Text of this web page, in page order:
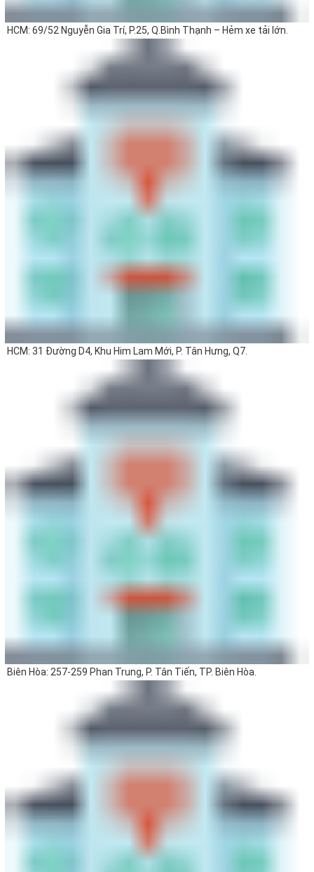
HCM: 69/52 Nguyễn Gia Trí, P.25, Q.Bình Thạnh – Hẻm xe tải lớn.
HCM: 31 Đường D4, Khu Him Lam Mới, P. Tân Hưng, Q7.
Biên Hòa: 257-259 Phan Trung, P. Tân Tiến, TP. Biên Hòa.